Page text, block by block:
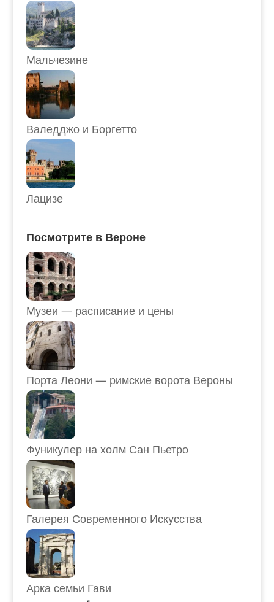
Мальчезине
Валедджо и Боргетто
Лацизе
Посмотрите в Вероне
Музеи — расписание и цены
Порта Леони — римские ворота Вероны
Фуникулер на холм Сан Пьетро
Галерея Современного Искусства
Арка семьи Гави